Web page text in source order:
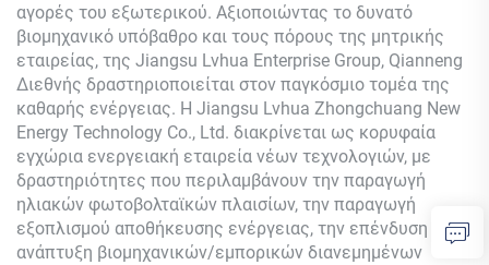
αγορές του εξωτερικού. Αξιοποιώντας το δυνατό
βιομηχανικό υπόβαθρο και τους πόρους της μητρικής
εταιρείας, της Jiangsu Lvhua Enterprise Group, Qianneng
Διεθνής δραστηριοποιείται στον παγκόσμιο τομέα της
καθαρής ενέργειας. Η Jiangsu Lvhua Zhongchuang New
Energy Technology Co., Ltd. διακρίνεται ως κορυφαία
εγχώρια ενεργειακή εταιρεία νέων τεχνολογιών, με
δραστηριότητες που περιλαμβάνουν την παραγωγή
ηλιακών φωτοβολταϊκών πλαισίων, την παραγωγή
εξοπλισμού αποθήκευσης ενέργειας, την επένδυση και
ανάπτυξη βιομηχανικών/εμπορικών διανεμημένων